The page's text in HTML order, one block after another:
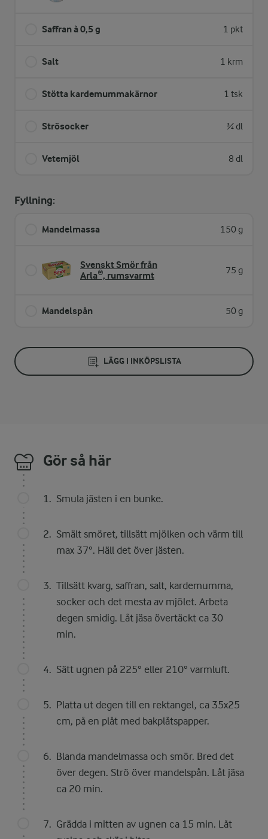
Saffran à 0,5 g 1 pkt
Salt 1 krm
Stötta kardemummakärnor 1 tsk
Strösocker ¾ dl
Vetemjöl 8 dl
Fyllning:
Mandelmassa 150 g
Svenskt Smör från
Arla®, rumsvarmt
75 g
Mandelspån 50 g
LÄGG I INKÖPSLISTA
Gör så här
Smula jästen i en bunke.
Smält smöret, tillsätt mjölken och värm till
max 37°. Häll det över jästen.
Tillsätt kvarg, saffran, salt, kardemumma,
socker och det mesta av mjölet. Arbeta
degen smidig. Låt jäsa övertäckt ca 30
min.
Sätt ugnen på 225° eller 210° varmluft.
Platta ut degen till en rektangel, ca 35x25
cm, på en plåt med bakplåtspapper.
Blanda mandelmassa och smör. Bred det
över degen. Strö över mandelspån. Låt jäsa
ca 20 min.
Grädda i mitten av ugnen ca 15 min. Låt